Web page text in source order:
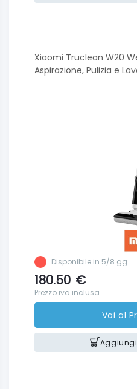
Xiaomi Truclean W20
Aspirazione, Pulizia e
Disponibile in 5/8 gg
180.50 €
Prezzo iva inclusa
Vai al